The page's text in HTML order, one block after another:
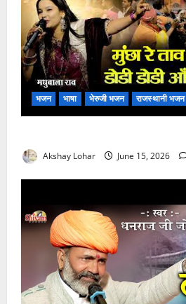
भजन भाषा भेरुजी भजन राजस्थानी भजन
Akshay Lohar June 15, 2026